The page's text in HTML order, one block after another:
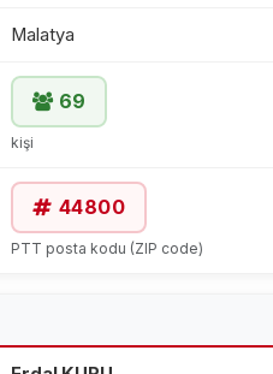
Malatya
69
kişi
44800
PTT posta kodu (ZIP code)